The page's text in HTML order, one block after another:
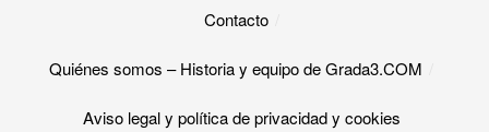
Contacto
Quiénes somos – Historia y equipo de Grada3.COM
Aviso legal y política de privacidad y cookies​